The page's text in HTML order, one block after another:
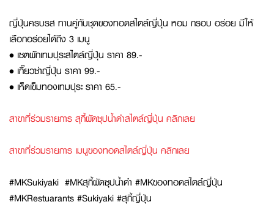
ญี่ปุ่นครบรส ทานคู่กับชุดของทอดสไตล์ญี่ปุ่น หอม กรอบ อร่อย มีให้
เลือกอร่อยได้ถึง 3 เมนู
• เซตผักเทมปุระสไตล์ญี่ปุ่น ราคา 89.-
• เกี๊ยวซ่าญี่ปุ่น ราคา 99.-
• เห็ดเข็มทองเทมปุระ ราคา 65.-
สาขาที่ร่วมรายการ สุกี้ผัดซุปน้ำดำสไตล์ญี่ปุ่น คลิกเลย
สาขาที่ร่วมรายการ เมนูของทอดสไตล์ญี่ปุ่น คลิกเลย
#MKSukiyaki #MKสุกี้ผัดซุปน้ำดำ #MKของทอดสไตล์ญี่ปุ่น
#MKRestuarants #Sukiyaki #สุกี้ญี่ปุ่น